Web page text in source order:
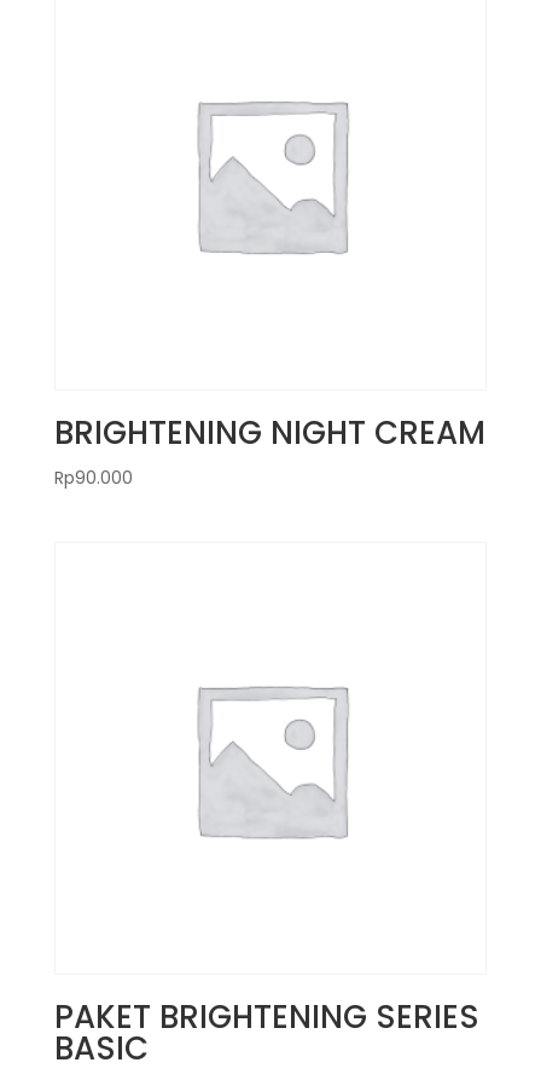
BRIGHTENING NIGHT CREAM
Rp90.000
PAKET BRIGHTENING SERIES
BASIC